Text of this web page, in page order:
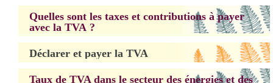
Quelles sont les taxes et contributions à payer
avec la TVA ?
Déclarer et payer la TVA
Taux de TVA dans le secteur des énergies et des